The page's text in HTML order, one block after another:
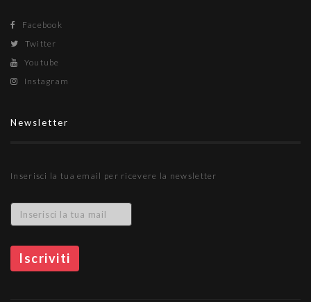
Facebook
Twitter
Youtube
Instagram
Newsletter
Inserisci la tua email per ricevere la newsletter